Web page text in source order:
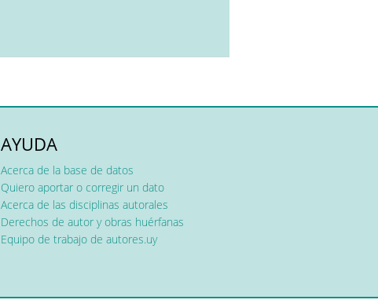
AYUDA
Acerca de la base de datos
Quiero aportar o corregir un dato
Acerca de las disciplinas autorales
Derechos de autor y obras huérfanas
Equipo de trabajo de autores.uy